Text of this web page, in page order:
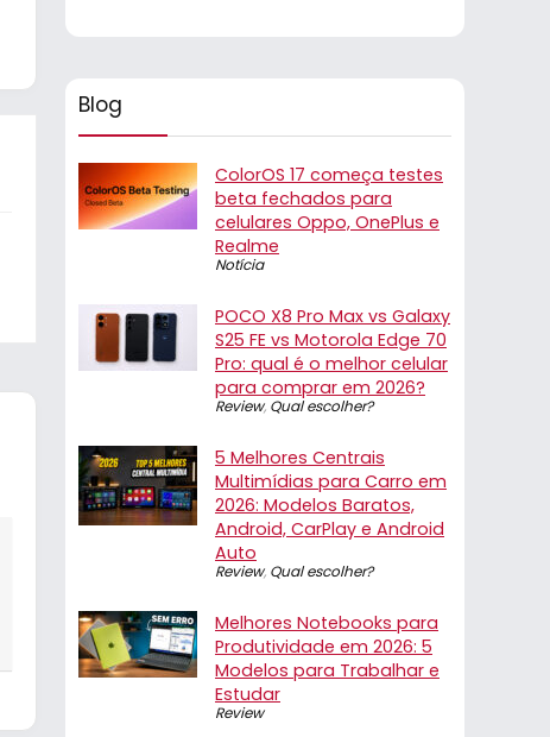
Blog
ColorOS 17 começa testes
beta fechados para
celulares Oppo, OnePlus e
Realme
Notícia
POCO X8 Pro Max vs Galaxy
S25 FE vs Motorola Edge 70
Pro: qual é o melhor celular
para comprar em 2026?
Review, Qual escolher?
5 Melhores Centrais
Multimídias para Carro em
2026: Modelos Baratos,
Android, CarPlay e Android
Auto
Review, Qual escolher?
Melhores Notebooks para
Produtividade em 2026: 5
Modelos para Trabalhar e
Estudar
Review